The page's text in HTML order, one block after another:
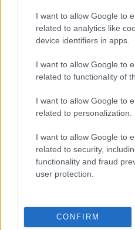
I want to allow Google to
related to analytics like
device identifiers in apps.
I want to allow Google to
related to functionality of
I want to allow Google to
related to personalization.
I want to allow Google to
related to security,
functionality and fraud
user protection.
CONFIRM
28/
Α.Ε.Ι.
δομών
25/
ΑΕΙ –